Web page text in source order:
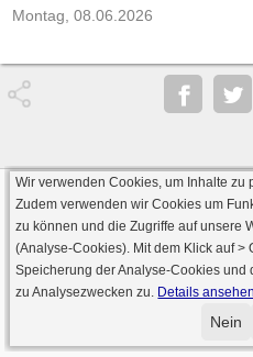
Montag, 08.06.2026
Datenschutz
· Serverversion: 2026 6.241 ·
Online Skat Server:
Wir verwenden Cookies, um Inhalte
Zudem verwenden wir Cookies um
zu können und die Zugriffe auf unsere
(Analyse-Cookies). Mit dem Klick auf>
Speicherung der Analyse-Cookies und
zu Analysezwecken zu. Details ansehen
Nein